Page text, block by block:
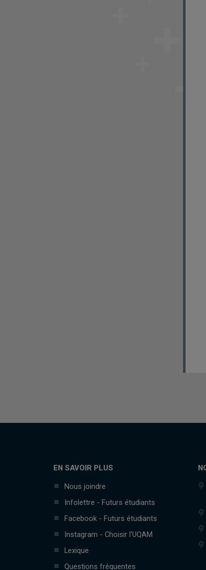
EN SAVOIR PLUS
Nous joindre
Infolettre - Futurs étudiants
Facebook - Futurs étudiants
Instagram - Choisir l'UQAM
Lexique
Questions fréquentes